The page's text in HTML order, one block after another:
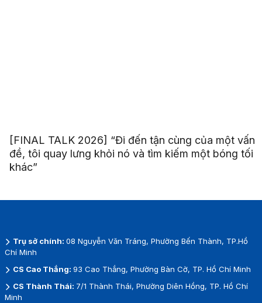
[FINAL TALK 2026] “Đi đến tận cùng của một vấn
đề, tôi quay lưng khỏi nó và tìm kiếm một bóng tối
khác”
Trụ sở chính: 08 Nguyễn Văn Tráng, Phường Bến Thành, TP.Hồ
Chí Minh
CS Cao Thắng: 93 Cao Thắng, Phường Bàn Cờ, TP. Hồ Chí Minh
CS Thành Thái: 7/1 Thành Thái, Phường Diên Hồng, TP. Hồ Chí
Minh